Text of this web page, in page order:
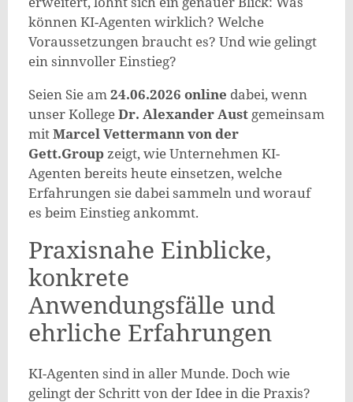
können KI-Agenten wirklich? Welche
Voraussetzungen braucht es? Und wie gelingt
ein sinnvoller Einstieg?
Seien Sie am24.06.2026 online dabei, wenn
unser KollegeDr. Alexander Austgemeinsam
mitMarcel Vettermann von der
Gett.Groupzeigt, wie Unternehmen KI-
Agenten bereits heute einsetzen, welche
Erfahrungen sie dabei sammeln und worauf
es beim Einstieg ankommt.
Praxisnahe Einblicke,
konkrete
Anwendungsfälle und
ehrliche Erfahrungen
KI-Agenten sind in aller Munde. Doch wie
gelingt der Schritt von der Idee in die Praxis?